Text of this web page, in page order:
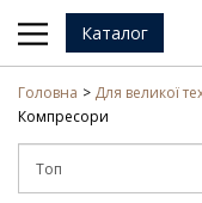
Каталог
Головна Для великої
Компресори